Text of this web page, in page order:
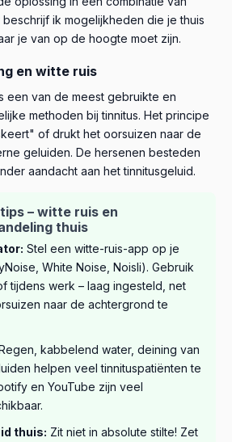
ik mogelijkheden die je thuis
je van op de hoogte moet zijn.
en witte ruis
een van de meest gebruikte en
methoden bij tinnitus. Het principe
of drukt het oorsuizen naar de
geluiden. De hersenen besteden
aandacht aan het tinnitusgeluid.
– witte ruis en
thuis
Stel een witte-ruis-app op je
White Noise, Noisli). Gebruik
tijdens werk – laag ingesteld, net
naar de achtergrond te
kabbelend water, deining van
helpen veel tinnituspatiënten te
en YouTube zijn veel
thuis: Zit niet in absolute stilte! Zet